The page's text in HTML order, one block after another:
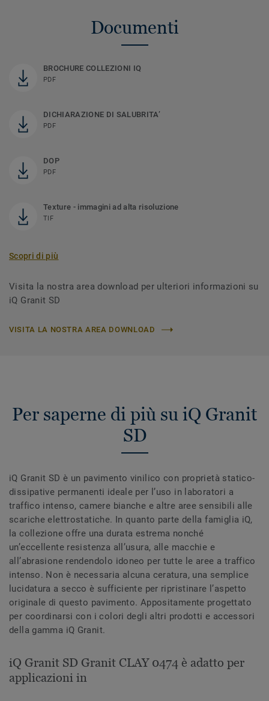
Documenti
BROCHURE COLLEZIONI IQ
PDF
DICHIARAZIONE DI SALUBRITA’
PDF
DOP
PDF
Texture - immagini ad alta risoluzione
TIF
Scopri di più
Visita la nostra area download per ulteriori informazioni su
iQ Granit SD
VISITA LA NOSTRA AREA DOWNLOAD
Per saperne di più su iQ Granit
SD
iQ Granit SD è un pavimento vinilico con proprietà statico-
dissipative permanenti ideale per l’uso in laboratori a
traffico intenso, camere bianche e altre aree sensibili alle
scariche elettrostatiche. In quanto parte della famiglia iQ,
la collezione offre una durata estrema nonché
un’eccellente resistenza all’usura, alle macchie e
all’abrasione rendendolo idoneo per tutte le aree a traffico
intenso. Non è necessaria alcuna ceratura, una semplice
lucidatura a secco è sufficiente per ripristinare l’aspetto
originale di questo pavimento. Appositamente progettato
per coordinarsi con i colori degli altri prodotti e accessori
della gamma iQ Granit.
iQ Granit SD Granit CLAY 0474 è adatto per
applicazioni in